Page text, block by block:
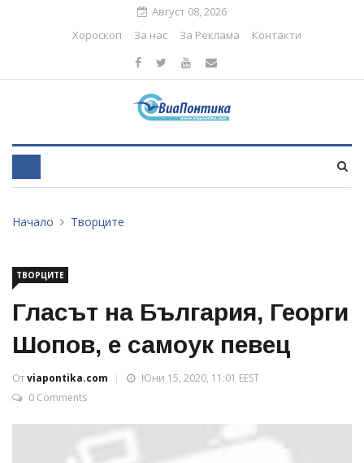
Август 08, 2026
Хороскоп
За нас За Реклама Контакти
Начало Творците
ТВОРЦИТЕ
Гласът на България, Георги
Шопов, е самоук певец
Отviapontika.com
Юни 15, 2020, 11:01 EEST
0 Comments